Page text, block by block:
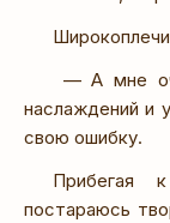
— А мне
наслаждений и
свою ошибку.
постараюсь